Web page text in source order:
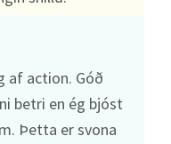
af action. Góð
betri en ég bjóst
Þetta er svona